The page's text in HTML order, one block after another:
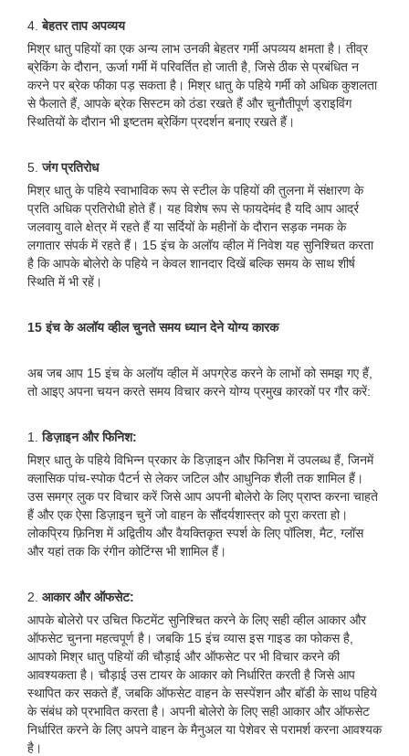
4.बेहतर ताप अपव्यय
मिश्र धातु पहियों का एक अन्य लाभ उनकी बेहतर गर्मी अपव्यय क्षमता है। तीव्र
ब्रेकिंग के दौरान, ऊर्जा गर्मी में परिवर्तित हो जाती है, जिसे ठीक से प्रबंधित न
करने पर ब्रेक फीका पड़ सकता है। मिश्र धातु के पहिये गर्मी को अधिक कुशलता
से फैलाते हैं, आपके ब्रेक सिस्टम को ठंडा रखते हैं और चुनौतीपूर्ण ड्राइविंग
स्थितियों के दौरान भी इष्टतम ब्रेकिंग प्रदर्शन बनाए रखते हैं।
5.जंग प्रतिरोध
मिश्र धातु के पहिये स्वाभाविक रूप से स्टील के पहियों की तुलना में संक्षारण के
प्रति अधिक प्रतिरोधी होते हैं। यह विशेष रूप से फायदेमंद है यदि आप आर्द्र
जलवायु वाले क्षेत्र में रहते हैं या सर्दियों के महीनों के दौरान सड़क नमक के
लगातार संपर्क में रहते हैं। 15 इंच के अलॉय व्हील में निवेश यह सुनिश्चित करता
है कि आपके बोलेरो के पहिये न केवल शानदार दिखें बल्कि समय के साथ शीर्ष
स्थिति में भी रहें।
15 इंच के अलॉय व्हील चुनते समय ध्यान देने योग्य कारक
अब जब आप 15 इंच के अलॉय व्हील में अपग्रेड करने के लाभों को समझ गए हैं,
तो आइए अपना चयन करते समय विचार करने योग्य प्रमुख कारकों पर गौर करें:
1.डिज़ाइन और फिनिश:
मिश्र धातु के पहिये विभिन्न प्रकार के डिज़ाइन और फिनिश में उपलब्ध हैं, जिनमें
क्लासिक पांच-स्पोक पैटर्न से लेकर जटिल और आधुनिक शैली तक शामिल हैं।
उस समग्र लुक पर विचार करें जिसे आप अपनी बोलेरो के लिए प्राप्त करना चाहते
हैं और एक ऐसा डिज़ाइन चुनें जो वाहन के सौंदर्यशास्त्र को पूरा करता हो।
लोकप्रिय फ़िनिश में अद्वितीय और वैयक्तिकृत स्पर्श के लिए पॉलिश, मैट, ग्लॉस
और यहां तक ​​कि रंगीन कोटिंग्स भी शामिल हैं।
2. आकार और ऑफसेट:
आपके बोलेरो पर उचित फिटमेंट सुनिश्चित करने के लिए सही व्हील आकार और
ऑफसेट चुनना महत्वपूर्ण है। जबकि 15 इंच व्यास इस गाइड का फोकस है,
आपको मिश्र धातु पहियों की चौड़ाई और ऑफसेट पर भी विचार करने की
आवश्यकता है। चौड़ाई उस टायर के आकार को निर्धारित करती है जिसे आप
स्थापित कर सकते हैं, जबकि ऑफसेट वाहन के सस्पेंशन और बॉडी के साथ पहिये
के संबंध को प्रभावित करता है। अपनी बोलेरो के लिए सही आकार और ऑफसेट
निर्धारित करने के लिए अपने वाहन के मैनुअल या पेशेवर से परामर्श करना आवश्यक
है।